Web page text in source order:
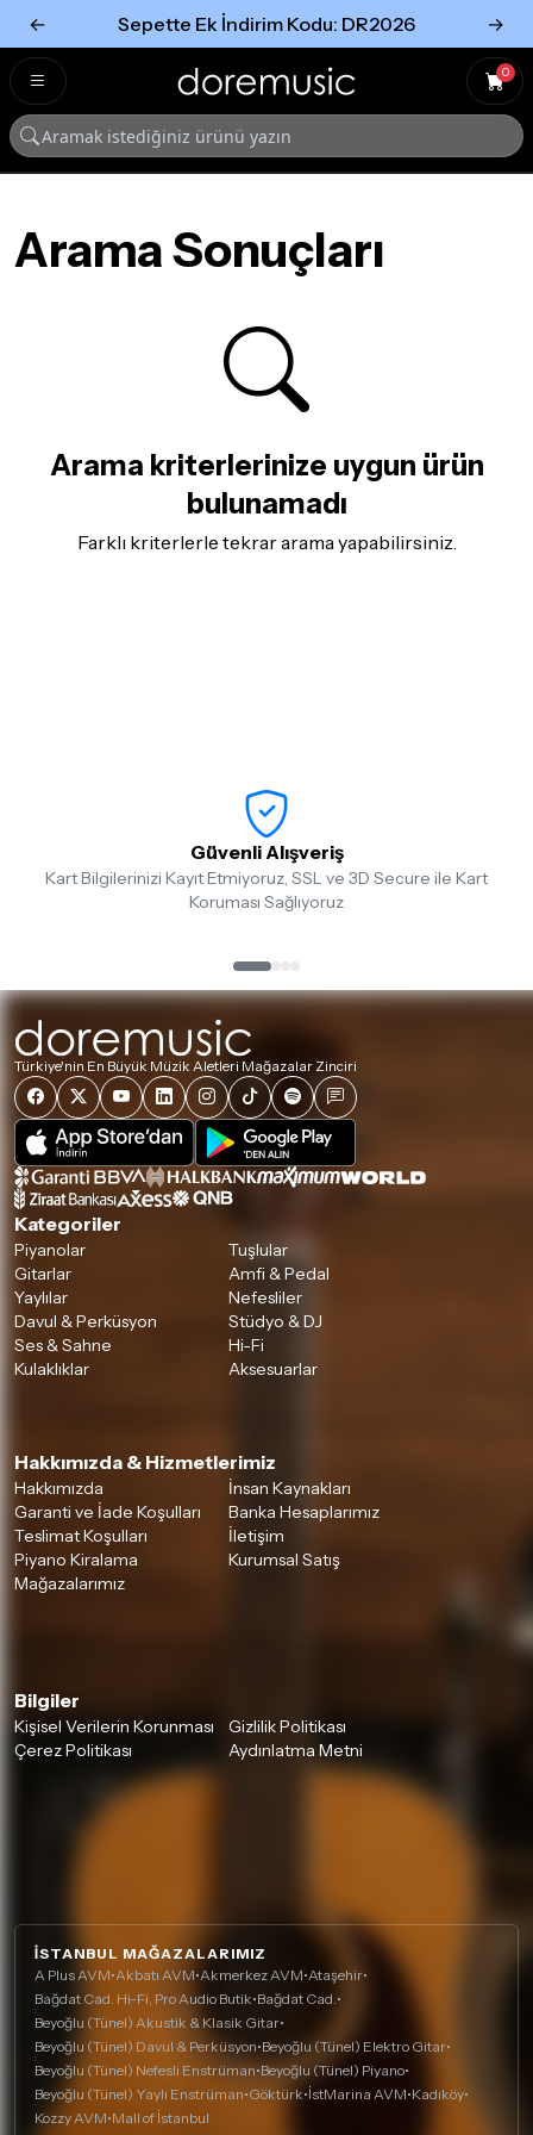
← Sepette Ek İndirim Kodu: DR2026 →
0
Arama Sonuçları
Arama kriterlerinize uygun ürün
bulunamadı
Farklı kriterlerle tekrar arama yapabilirsiniz.
Güvenli Alışveriş
Kart Bilgilerinizi Kayıt Etmiyoruz, SSL ve 3D Secure ile Kart
Koruması Sağlıyoruz
Türkiye'nin En Büyük Müzik Aletleri Mağazalar Zinciri
Kategoriler
Piyanolar
Tuşlular
Gitarlar
Amfi & Pedal
Yaylılar
Nefesliler
Davul & Perküsyon
Stüdyo & DJ
Ses & Sahne
Hi-Fi
Kulaklıklar
Aksesuarlar
Hakkımızda & Hizmetlerimiz
Hakkımızda
İnsan Kaynakları
Garanti ve İade Koşulları
Banka Hesaplarımız
Teslimat Koşulları
İletişim
Piyano Kiralama
Kurumsal Satış
Mağazalarımız
Bilgiler
Kişisel Verilerin Korunması
Gizlilik Politikası
Çerez Politikası
Aydınlatma Metni
İSTANBUL MAĞAZALARIMIZ
A Plus AVM•Akbatı AVM•Akmerkez AVM•Ataşehir•
Bağdat Cad. Hi-Fi, Pro Audio Butik•Bağdat Cad.•
Beyoğlu (Tünel) Akustik & Klasik Gitar•
Beyoğlu (Tünel) Davul & Perküsyon•Beyoğlu (Tünel) Elektro Gitar•
Beyoğlu (Tünel) Nefesli Enstrüman•Beyoğlu (Tünel) Piyano•
Beyoğlu (Tünel) Yaylı Enstrüman•Göktürk•İstMarina AVM•Kadıköy•
Kozzy AVM•Mall of İstanbul
Tümünü Gör
Tümünü gör